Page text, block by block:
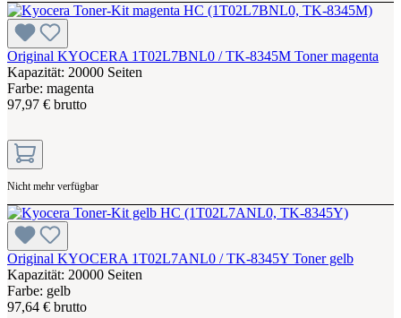
Original KYOCERA 1T02L7BNL0 / TK-8345M Toner magenta
Kapazität: 20000 Seiten
Farbe: magenta
97,97 € brutto
Nicht mehr verfügbar
Original KYOCERA 1T02L7ANL0 / TK-8345Y Toner gelb
Kapazität: 20000 Seiten
Farbe: gelb
97,64 € brutto